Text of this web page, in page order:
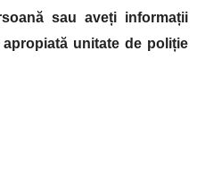
sau aveți informații
unitate de poliție